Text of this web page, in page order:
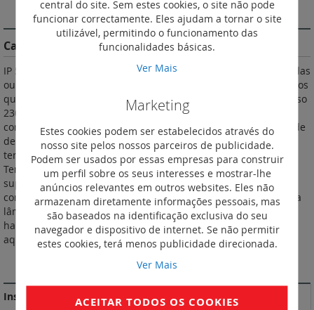
DESCRIÇÃO
Características do Produto
IP 55 - IK 07. Mecanismo versão componível, fornecido com teclas
ou centros. Pode ser instalado com as caixas salientes ou com os
quadros de encastrar Plexo™. Interruptor temporizado luminoso
230 V~. Sem neutro - 2 fios. Ligadores de parafusos. Permite
comandar a iluminação ou o aquecimento com temporização de
desativação. É possível instalar vários interruptores
temporizados num mesmo circuito. Fornecido com lâmpada.
Temporização regulável de 25 s até 15 minutos. Cargas máx.
suportadas: - 100 W para LEDs; - 400 VA para halogéneo MBT
com transformador ferromagnético ou eletrónico; - 400 VA para
lâmpadas fluorescentes; - 1.000 W para incandescentes e
halogéneo 230 VA; - 1.840 W para circuitos resistivos (ex.:
aquecimento); - 250 VA para motores. Cor: Branco.
MAIS INFORMAÇÃO
Instruções de instalação e documentos relacionados
central do site. Sem estes cookies, o site não pode
funcionar correctamente. Eles ajudam a tornar o site
utilizável, permitindo o funcionamento das
funcionalidades básicas.
Ver Mais
Marketing
Estes cookies podem ser estabelecidos através do
nosso site pelos nossos parceiros de publicidade.
Podem ser usados por essas empresas para construir
um perfil sobre os seus interesses e mostrar-lhe
anúncios relevantes em outros websites. Eles não
armazenam diretamente informações pessoais, mas
são baseados na identificação exclusiva do seu
navegador e dispositivo de internet. Se não permitir
estes cookies, terá menos publicidade direcionada.
Ver Mais
ACEITAR TODOS OS COOKIES